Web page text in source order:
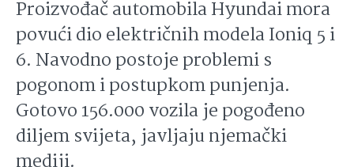
Proizvođač automobila Hyundai mora
povući dio električnih modela Ioniq 5 i
6. Navodno postoje problemi s
pogonom i postupkom punjenja.
Gotovo 156.000 vozila je pogođeno
diljem svijeta, javljaju njemački